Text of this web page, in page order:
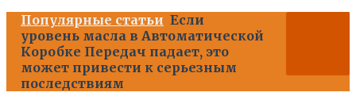
Популярные статьи Если
уровень масла в Автоматической
Коробке Передач падает, это
может привести к серьезным
последствиям